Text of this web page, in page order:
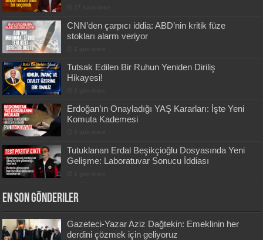
CNN’den çarpıcı iddia: ABD’nin kritik füze
stokları alarm veriyor
Tutsak Edilen Bir Ruhun Yeniden Diriliş
Hikayesi!
Erdoğan’ın Onayladığı YAŞ Kararları: İşte Yeni
Komuta Kademesi
Tutuklanan Erdal Beşikçioğlu Dosyasında Yeni
Gelişme: Laboratuvar Sonucu İddiası
En Son Gönderiler
Gazeteci-Yazar Aziz Dağtekin: Emeklinin her
derdini çözmek için geliyoruz